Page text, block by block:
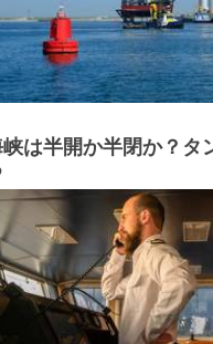
は半開か半閉か？タ